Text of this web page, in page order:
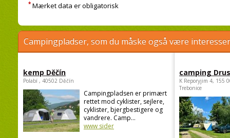
* Mærket data er obligatorisk
Campingpladser, som du måske også være
kemp Děčín
Polabí , 40502 Děčín
Campingpladsen er primært
rettet mod cyklister, sejlere,
cyklister, bjergbestigere og
vandrere. Camp...
www sider
camping
K Reporyjim 4, 155
Trebonice